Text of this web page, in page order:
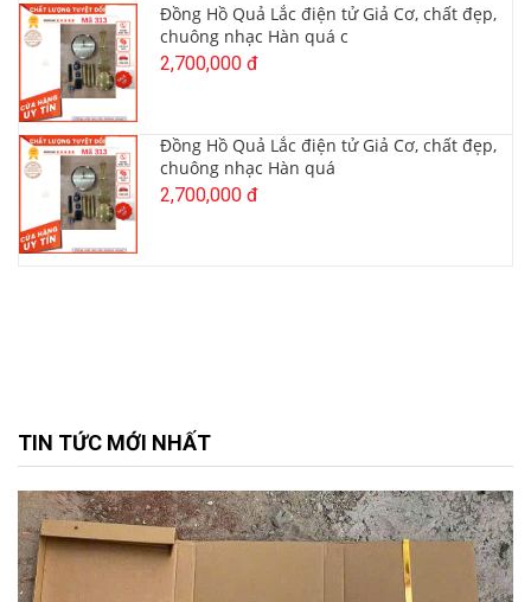
Đồng Hồ Quả Lắc điện tử Giả Cơ, chất đẹp,
chuông nhạc Hàn quá c
2,700,000 đ
Đồng Hồ Quả Lắc điện tử Giả Cơ, chất đẹp,
chuông nhạc Hàn quá
2,700,000 đ
TIN TỨC MỚI NHẤT